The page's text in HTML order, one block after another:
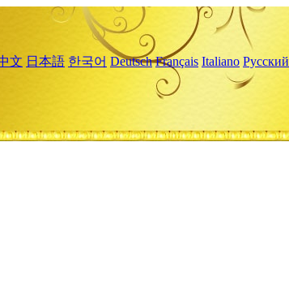
文 日本語 한국어 Deutsch Français Italiano Русский